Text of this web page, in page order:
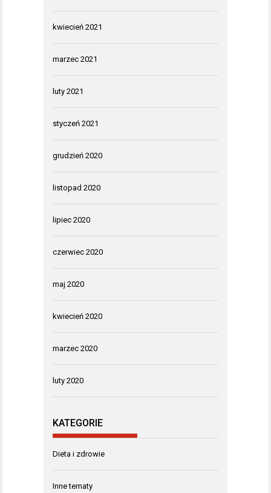
kwiecień 2021
marzec 2021
luty 2021
styczeń 2021
grudzień 2020
listopad 2020
lipiec 2020
czerwiec 2020
maj 2020
kwiecień 2020
marzec 2020
luty 2020
KATEGORIE
Dieta i zdrowie
Inne tematy